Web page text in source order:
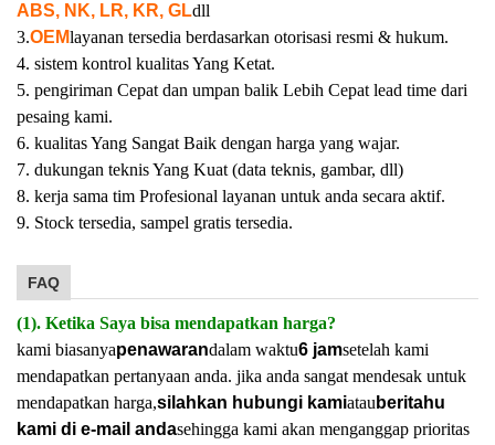
ABS, NK, LR, KR, GLdll
3.OEMlayanan tersedia berdasarkan otorisasi resmi & hukum.
4. sistem kontrol kualitas Yang Ketat.
5. pengiriman Cepat dan umpan balik Lebih Cepat lead time dari
pesaing kami.
6. kualitas Yang Sangat Baik dengan harga yang wajar.
7. dukungan teknis Yang Kuat (data teknis, gambar, dll)
8. kerja sama tim Profesional layanan untuk anda secara aktif.
9. Stock tersedia, sampel gratis tersedia.
FAQ
(1). Ketika Saya bisa mendapatkan harga?
kami biasanyapenawarandalam waktu6 jamsetelah kami
mendapatkan pertanyaan anda. jika anda sangat mendesak untuk
mendapatkan harga,silahkan hubungi kamiatau beritahu
kami di e-mail andasehingga kami akan menganggap prioritas